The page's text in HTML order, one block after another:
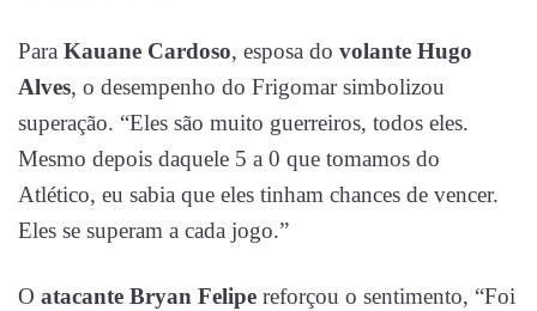
Para Kauane Cardoso, esposa do volante Hugo
Alves, o desempenho do Frigomar simbolizou
superação. “Eles são muito guerreiros, todos eles.
Mesmo depois daquele 5 a 0 que tomamos do
Atlético, eu sabia que eles tinham chances de vencer.
Eles se superam a cada jogo.”
O atacante Bryan Felipe reforçou o sentimento, “Foi